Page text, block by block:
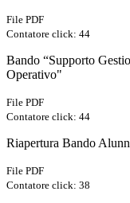
File PDF
Contatore click: 44
Bando “Supporto
Operativo"
File PDF
Contatore click: 44
Riapertura Bando
File PDF
Contatore click: 38